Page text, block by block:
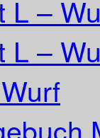
L –
L –